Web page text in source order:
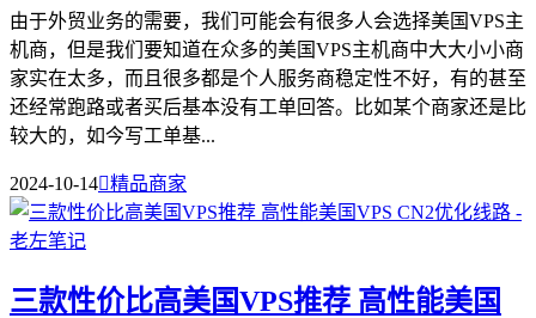
由于外贸业务的需要，我们可能会有很多人会选择美国VPS主
机商，但是我们要知道在众多的美国VPS主机商中大大小小商
家实在太多，而且很多都是个人服务商稳定性不好，有的甚至
还经常跑路或者买后基本没有工单回答。比如某个商家还是比
较大的，如今写工单基...
2024-10-14精品商家
三款性价比高美国VPS推荐 高性能美国